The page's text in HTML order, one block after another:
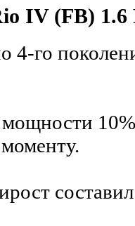
IV (FB) 1.6
го
мощности